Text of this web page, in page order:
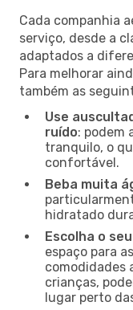
Cada companhia
serviço, desde a
adaptados a
Para melhorar
também as
Use
ruído: podem
tranquilo, o
confortável.
Beba muita
hidratado
Escolha o
espaço para
comodidades
crianças,
lugar perto